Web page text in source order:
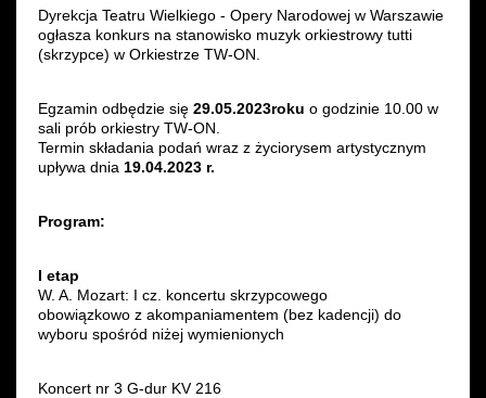
Wynajem kostiumów
Fundusze unijne
Dotacje celowe
Dyrekcja Teatru Wielkiego - Opery Narodowej w Warszawie
ogłasza konkurs na stanowisko muzyk orkiestrowy tutti
(skrzypce) w Orkiestrze TW-ON.
Egzamin odbędzie się 29.05.2023roku o godzinie 10.00 w
sali prób orkiestry TW-ON.
Termin składania podań wraz z życiorysem artystycznym
upływa dnia 19.04.2023 r.
Program:
I etap
W. A. Mozart: I cz. koncertu skrzypcowego
obowiązkowo z akompaniamentem (bez kadencji) do
wyboru spośród niżej wymienionych
Koncert nr 3 G-dur KV 216